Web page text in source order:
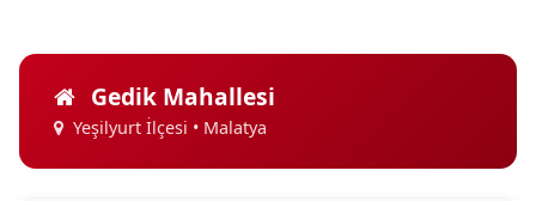
Gedik Mahallesi
Yeşilyurt İlçesi • Malatya